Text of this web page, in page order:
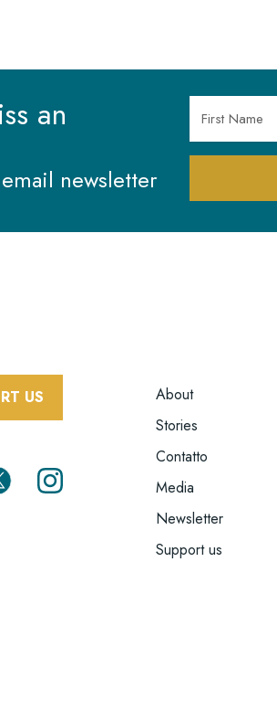
an
newsletter
US FOOTER
MENU
About
Stories
Contatto
Media
Newsletter
Support us